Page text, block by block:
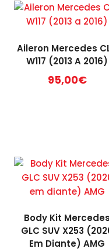
Aileron Mercedes
W117 (2013 A 2016)
95,00€
Body Kit Mercedes
GLC SUV X253
Em Diante) AMG